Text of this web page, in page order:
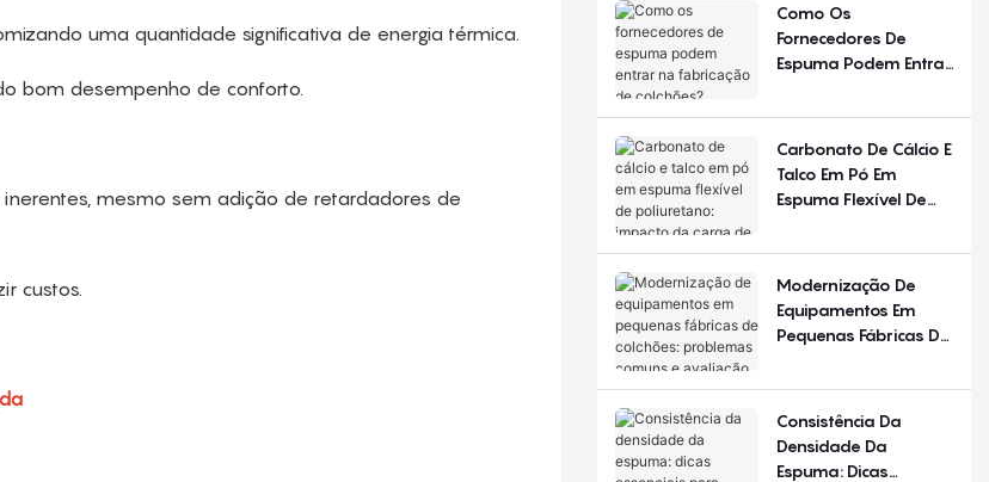
uma quantidade significativa de energia térmica.
bom desempenho de conforto.
mesmo sem adição de retardadores de
custos.
Como Os
Fornecedores De
Espuma Podem Entrar
Colchões?
Carbonato De Cálcio E
Talco Em Pó Em
Espuma Flexível De
Da Carga De
Modernização De
Equipamentos Em
Pequenas Fábricas De
Comuns E Avaliação
De Configuração.
Consistência Da
Densidade Da
Espuma: Dicas